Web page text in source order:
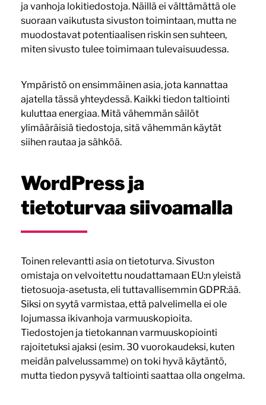
ja vanhoja lokitiedostoja. Näillä ei välttämättä ole
suoraan vaikutusta sivuston toimintaan, mutta ne
muodostavat potentiaalisen riskin sen suhteen,
miten sivusto tulee toimimaan tulevaisuudessa.
Ympäristö on ensimmäinen asia, jota kannattaa
ajatella tässä yhteydessä. Kaikki tiedon taltiointi
kuluttaa energiaa. Mitä vähemmän säilöt
ylimääräisiä tiedostoja, sitä vähemmän käytät
siihen rautaa ja sähköä.
WordPress ja
tietoturvaa siivoamalla
Toinen relevantti asia on tietoturva. Sivuston
omistaja on velvoitettu noudattamaan EU:n yleistä
tietosuoja-asetusta, eli tuttavallisemmin GDPR:ää.
Siksi on syytä varmistaa, että palvelimella ei ole
lojumassa ikivanhoja varmuuskopioita.
Tiedostojen ja tietokannan varmuuskopiointi
rajoitetuksi ajaksi (esim. 30 vuorokaudeksi, kuten
meidän palvelussamme) on toki hyvä käytäntö,
mutta tiedon pysyvä taltiointi saattaa olla ongelma.